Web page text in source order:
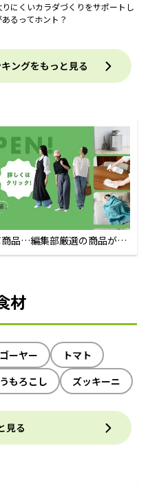
にくいカラダづくりをサポートし
るってホント？
ングをもっと見る
品…編集部厳選の商品が買
材
ゴーヤー
トマト
もろこし ズッキーニ
見る